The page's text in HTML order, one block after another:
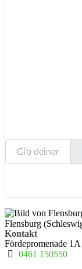
Gib deinen Standort
Flensburg
Kontakt
Fördepromenade 1A
0461 150550